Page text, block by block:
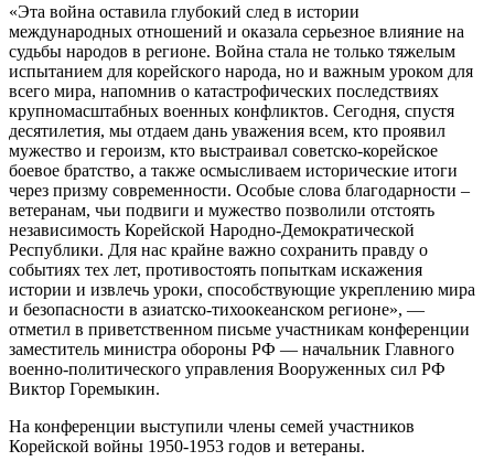
«Эта война оставила глубокий след в истории
международных отношений и оказала серьезное влияние на
судьбы народов в регионе. Война стала не только тяжелым
испытанием для корейского народа, но и важным уроком для
всего мира, напомнив о катастрофических последствиях
крупномасштабных военных конфликтов. Сегодня, спустя
десятилетия, мы отдаем дань уважения всем, кто проявил
мужество и героизм, кто выстраивал советско-корейское
боевое братство, а также осмысливаем исторические итоги
через призму современности. Особые слова благодарности –
ветеранам, чьи подвиги и мужество позволили отстоять
независимость Корейской Народно-Демократической
Республики. Для нас крайне важно сохранить правду о
событиях тех лет, противостоять попыткам искажения
истории и извлечь уроки, способствующие укреплению мира
и безопасности в азиатско-тихоокеанском регионе», —
отметил в приветственном письме участникам конференции
заместитель министра обороны РФ — начальник Главного
военно-политического управления Вооруженных сил РФ
Виктор Горемыкин.
На конференции выступили члены семей участников
Корейской войны 1950-1953 годов и ветераны.